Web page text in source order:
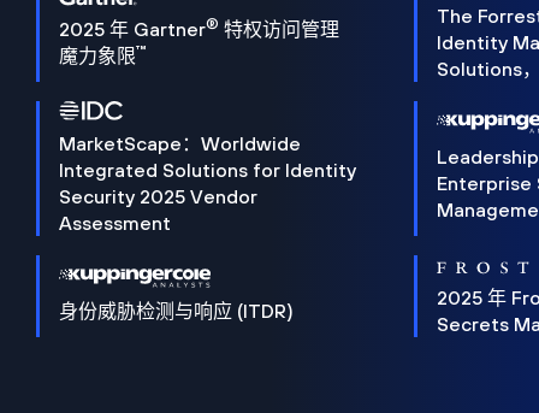
2025 年 Gartner® 特权访问管理
魔力象限™
The
Identity
Solutions
MarketScape：Worldwide
Integrated Solutions for Identity
Security 2025 Vendor
Assessment
Enterprise
身份威胁检测与响应 (ITDR)
2025 年
Secrets